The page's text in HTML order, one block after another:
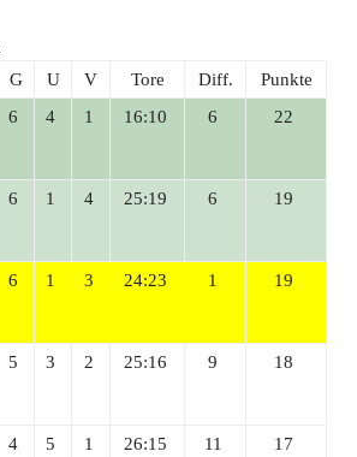
G U V Tore Diff.
Punkte
6 4 1 16:10 6 22
6 1 4 25:19 6 19
6 1 3 24:23 1 19
5 3 2 25:16 9 18
4 5 1 26:15 11 17